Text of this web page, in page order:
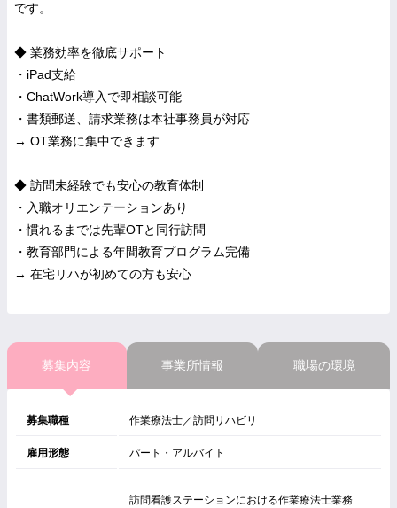
です。
◆ 業務効率を徹底サポート
・iPad支給
・ChatWork導入で即相談可能
・書類郵送、請求業務は本社事務員が対応
→ OT業務に集中できます
◆ 訪問未経験でも安心の教育体制
・入職オリエンテーションあり
・慣れるまでは先輩OTと同行訪問
・教育部門による年間教育プログラム完備
→ 在宅リハが初めての方も安心
募集内容 事業所情報 職場の環境
募集職種 作業療法士／訪問リハビリ
雇用形態 パート・アルバイト
訪問看護ステーションにおける作業療法士業務